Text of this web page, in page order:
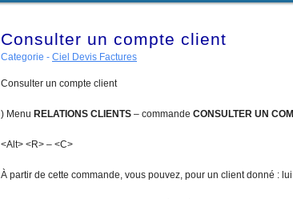
Consulter un compte client
Categorie - Ciel Devis Factures
Consulter un compte client
) Menu RELATIONS CLIENTS – commande CONSULTER UN
<Alt> <R> – <C>
À partir de cette commande, vous pouvez, pour un client donné :